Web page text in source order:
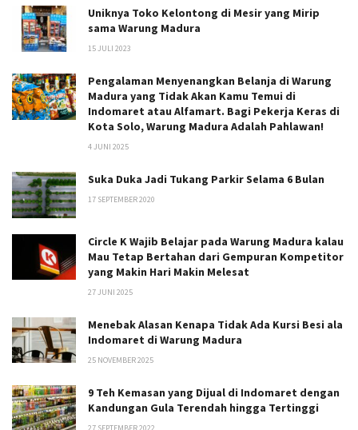
Uniknya Toko Kelontong di Mesir yang Mirip
sama Warung Madura
15 JULI 2023
Pengalaman Menyenangkan Belanja di Warung
Madura yang Tidak Akan Kamu Temui di
Indomaret atau Alfamart. Bagi Pekerja Keras di
Kota Solo, Warung Madura Adalah Pahlawan!
4 JUNI 2025
Suka Duka Jadi Tukang Parkir Selama 6 Bulan
17 SEPTEMBER 2020
Circle K Wajib Belajar pada Warung Madura kalau
Mau Tetap Bertahan dari Gempuran Kompetitor
yang Makin Hari Makin Melesat
27 JUNI 2025
Menebak Alasan Kenapa Tidak Ada Kursi Besi ala
Indomaret di Warung Madura
25 NOVEMBER 2025
9 Teh Kemasan yang Dijual di Indomaret dengan
Kandungan Gula Terendah hingga Tertinggi
27 SEPTEMBER 2022